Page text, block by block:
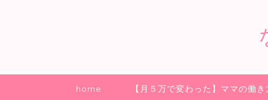
home 【月５万で変わった】ママの働き